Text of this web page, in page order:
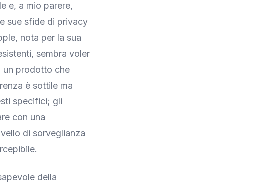
e, a mio parere,
sue sfide di privacy
nota per la sua
sembra voler
un prodotto che
è sottile ma
specifici; gli
con una
di sorveglianza
della